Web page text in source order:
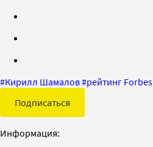
#Кирилл Шамалов#рейтинг Forbes
Подписаться
Информация: